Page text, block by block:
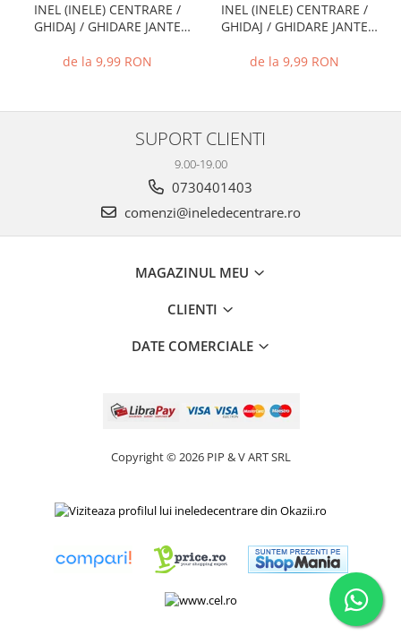
INEL (INELE) CENTRARE /
GHIDAJ / GHIDARE JANTE
de la 9,99 RON
INEL (INELE) CENTRARE /
GHIDAJ / GHIDARE JANTE
de la 9,99 RON
SUPORT CLIENTI
9.00-19.00
0730401403
comenzi@ineledecentrare.ro
MAGAZINUL MEU
CLIENTI
DATE COMERCIALE
Copyright © 2026 PIP & V ART SRL